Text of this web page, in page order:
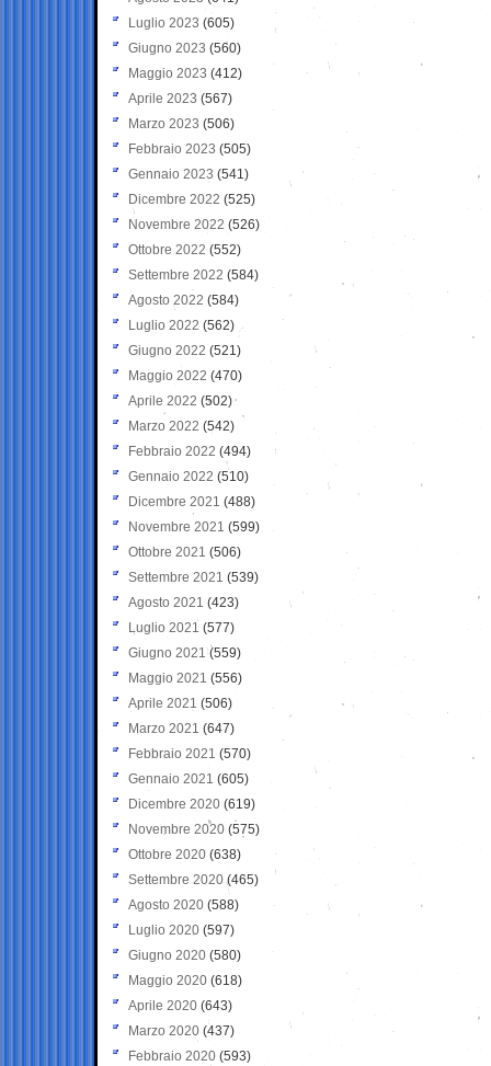
Luglio 2023 (605)
Giugno 2023 (560)
Maggio 2023 (412)
Aprile 2023 (567)
Marzo 2023 (506)
Febbraio 2023 (505)
Gennaio 2023 (541)
Dicembre 2022 (525)
Novembre 2022 (526)
Ottobre 2022 (552)
Settembre 2022 (584)
Agosto 2022 (584)
Luglio 2022 (562)
Giugno 2022 (521)
Maggio 2022 (470)
Aprile 2022 (502)
Marzo 2022 (542)
Febbraio 2022 (494)
Gennaio 2022 (510)
Dicembre 2021 (488)
Novembre 2021 (599)
Ottobre 2021 (506)
Settembre 2021 (539)
Agosto 2021 (423)
Luglio 2021 (577)
Giugno 2021(559)
Maggio 2021 (556)
Aprile 2021 (506)
Marzo 2021 (647)
Febbraio 2021 (570)
Gennaio 2021 (605)
Dicembre 2020 (619)
Novembre 2020 (575)
Ottobre 2020 (638)
Settembre 2020(465)
Agosto 2020 (588)
Luglio 2020 (597)
Giugno 2020 (580)
Maggio 2020 (618)
Aprile 2020 (643)
Marzo 2020 (437)
Febbraio 2020 (593)